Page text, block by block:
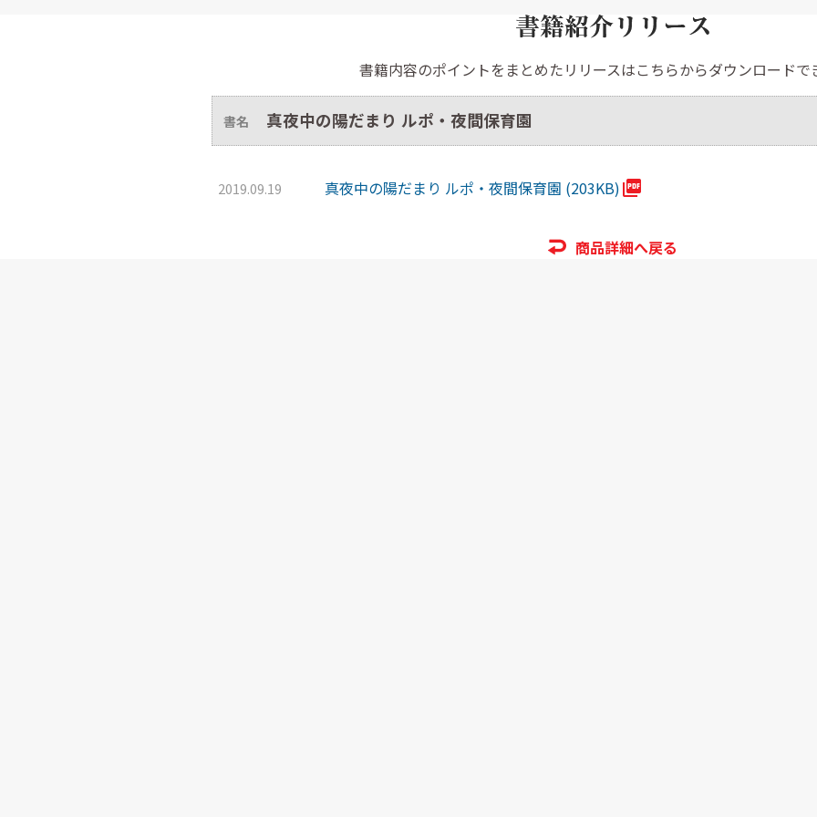
書籍内容のポイントをまとめたリリースはこちらからダウンロードで
書名 真夜中の陽だまり ルポ・夜間保育園
2019.09.19 真夜中の陽だまり ルポ・夜間保育園 (203KB)
商品詳細へ戻る